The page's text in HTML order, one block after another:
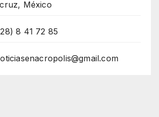
México
8 41 72 85